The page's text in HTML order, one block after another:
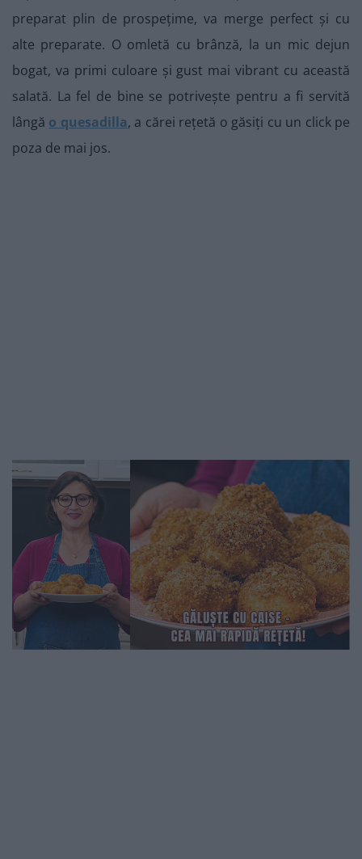
preparat plin de prospețime, va merge perfect și cu
alte preparate. O omletă cu brânză, la un mic dejun
bogat, va primi culoare și gust mai vibrant cu această
salată. La fel de bine se potrivește pentru a fi servită
lângă o quesadilla, a cărei rețetă o găsiți cu un click pe
poza de mai jos.